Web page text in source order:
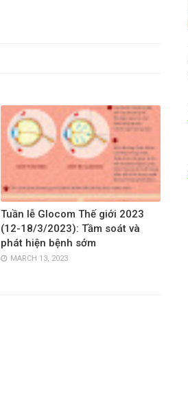
Tuần lễ Glocom Thế giới 2023
(12-18/3/2023): Tầm soát và
phát hiện bệnh sớm
MARCH 13, 2023